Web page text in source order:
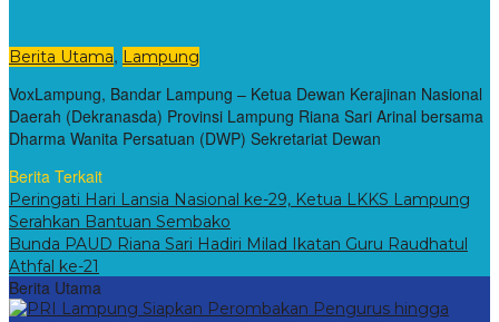
Berita Utama, Lampung
VoxLampung, Bandar Lampung – Ketua Dewan Kerajinan Nasional
Daerah (Dekranasda) Provinsi Lampung Riana Sari Arinal bersama
Dharma Wanita Persatuan (DWP) Sekretariat Dewan
Berita Terkait
Peringati Hari Lansia Nasional ke-29, Ketua LKKS Lampung
Serahkan Bantuan Sembako
Bunda PAUD Riana Sari Hadiri Milad Ikatan Guru Raudhatul
Athfal ke-21
Berita Utama